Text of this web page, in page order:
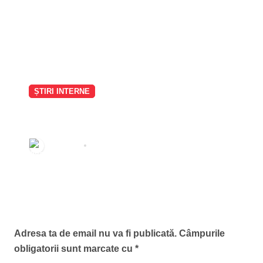
ȘTIRI INTERNE
susține că a căzut cu mașina în
Adresa ta de email nu va fi publicată. Câmpurile
obligatorii sunt marcate cu *